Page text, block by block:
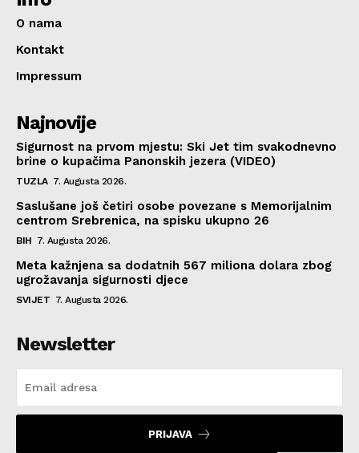
O nama
Kontakt
Impressum
Najnovije
Sigurnost na prvom mjestu: Ski Jet tim svakodnevno
brine o kupačima Panonskih jezera (VIDEO)
TUZLA 7. Augusta 2026.
Saslušane još četiri osobe povezane s Memorijalnim
centrom Srebrenica, na spisku ukupno 26
BIH 7. Augusta 2026.
Meta kažnjena sa dodatnih 567 miliona dolara zbog
ugrožavanja sigurnosti djece
SVIJET 7. Augusta 2026.
Newsletter
PRIJAVA